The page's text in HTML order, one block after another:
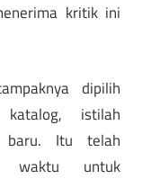
kritik ini
dipilih
istilah
baru. Itu telah
waktu untuk